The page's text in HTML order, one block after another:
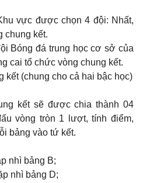
vực được chọn 4 đội: Nhất,
chung kết.
Bóng đá trung học cơ sở của
cai tổ chức vòng chung kết.
kết (chung cho cả hai bậc học)
kết sẽ được chia thành 04
vòng tròn 1 lượt, tính điểm,
bảng vào tứ kết.
nhì bảng B;
nhì bảng D;